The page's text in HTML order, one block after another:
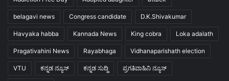
belagavi news Congress candidate D.K.Shivakumar
Havyaka habba Kannada News King cobra Loka adalath
Pragativahini News Rayabhaga Vidhanaparishath election
VTU ಕನ್ನಡ ನ್ಯೂಸ್ ಕನ್ನಡ ಸುದ್ದಿ ಪ್ರಗತಿವಾಹಿನಿ ನ್ಯೂಸ್